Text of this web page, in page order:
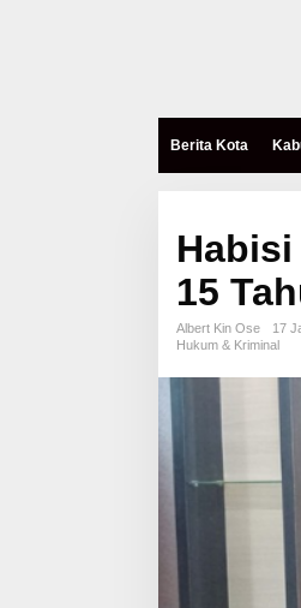
Berita Kota
15
Albert Kin Ose
17
Hukum & Kriminal